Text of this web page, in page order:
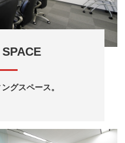
グスペース。